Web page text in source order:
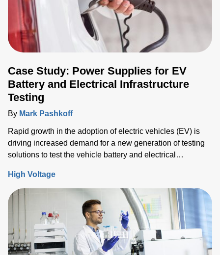
Case Study: Power Supplies for EV
Battery and Electrical Infrastructure
Testing
By Mark Pashkoff
Rapid growth in the adoption of electric vehicles (EV) is
driving increased demand for a new generation of testing
solutions to test the vehicle battery and electrical
High Voltage